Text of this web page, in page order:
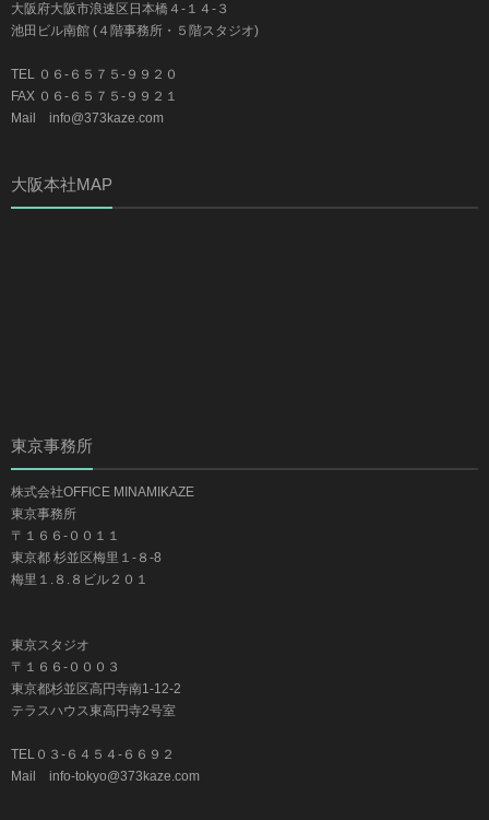
大阪府大阪市浪速区日本橋４-１４-３
池田ビル南館 (４階事務所・５階スタジオ)
TEL ０６-６５７５-９９２０
FAX ０６-６５７５-９９２１
Mail info@373kaze.com
大阪本社MAP
東京事務所
株式会社OFFICE MINAMIKAZE
東京事務所
〒１６６-００１１
東京都 杉並区梅里１-８-8
梅里１.８.８ビル２０１
東京スタジオ
〒１６６-０００３
東京都杉並区高円寺南1-12-2
テラスハウス東高円寺2号室
TEL０３-６４５４-６６９２
Mail info-tokyo@373kaze.com